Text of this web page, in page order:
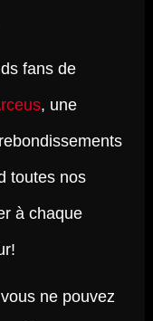
fans de
, une
toutes nos
à chaque
ne pouvez